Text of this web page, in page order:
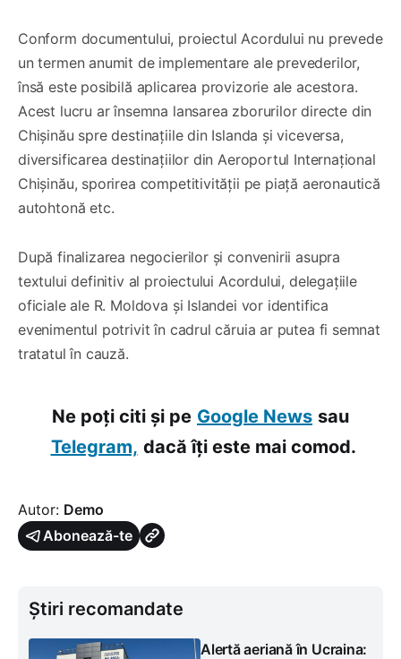
Conform documentului, proiectul Acordului nu prevede
un termen anumit de implementare ale prevederilor,
însă este posibilă aplicarea provizorie ale acestora.
Acest lucru ar însemna lansarea zborurilor directe din
Chișinău spre destinațiile din Islanda și viceversa,
diversificarea destinațiilor din Aeroportul Internațional
Chișinău, sporirea competitivității pe piață aeronautică
autohtonă etc.
După finalizarea negocierilor și convenirii asupra
textului definitiv al proiectului Acordului, delegațiile
oficiale ale R. Moldova și Islandei vor identifica
evenimentul potrivit în cadrul căruia ar putea fi semnat
tratatul în cauză.
Ne poți citi și pe Google News sau
Telegram, dacă îți este mai comod.
Autor: Demo
Abonează-te
Știri recomandate
Alertă aeriană în Ucraina: